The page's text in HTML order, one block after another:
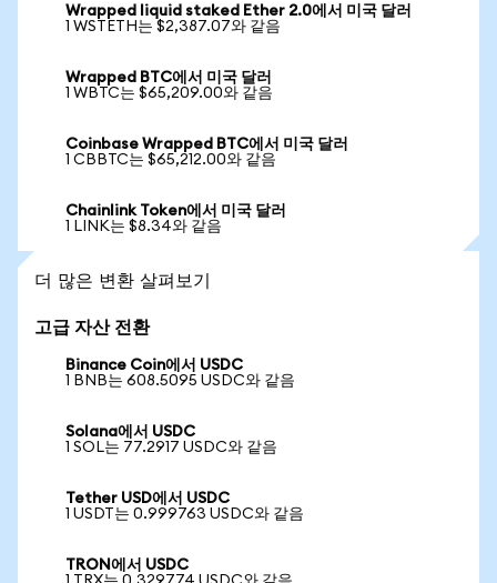
Wrapped liquid staked Ether 2.0에서 미국 달러
1 WSTETH는 $2,387.07와 같음
Wrapped BTC에서 미국 달러
1 WBTC는 $65,209.00와 같음
Coinbase Wrapped BTC에서 미국 달러
1 CBBTC는 $65,212.00와 같음
Chainlink Token에서 미국 달러
1 LINK는 $8.34와 같음
더 많은 변환 살펴보기
고급 자산 전환
Binance Coin에서 USDC
1 BNB는 608.5095 USDC와 같음
Solana에서 USDC
1 SOL는 77.2917 USDC와 같음
Tether USD에서 USDC
1 USDT는 0.999763 USDC와 같음
TRON에서 USDC